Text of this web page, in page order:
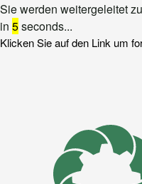
Sie werden weitergeleitet zu
in 5seconds...
Klicken Sie auf den Link um